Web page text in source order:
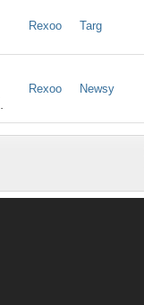
Rexoo Targ
Rexoo Newsy